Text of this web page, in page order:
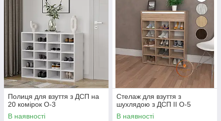
Полиця для взуття з ДСП на
20 комірок O-3
В наявності
Стелаж для взуття з
шухлядою з ДСП II O-5
В наявності